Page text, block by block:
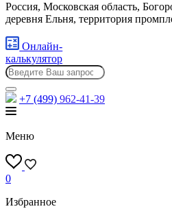
Россия, Московская область,
деревня Ельня, территория
Онлайн-
калькулятор
+7 (499) 962-41-39
Меню
0
Избранное